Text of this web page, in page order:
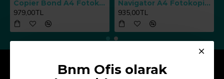
Bnm Ofis olarak
Copier Bond A4 Fotokopi Kağıdı 80 g/m² 500 Yaprak x 5 Paket
979,00TL
Navigator A4 Fotokopi Kağıdı 80 g/m² 500 Yaprak x 5 Paket
935,00TL